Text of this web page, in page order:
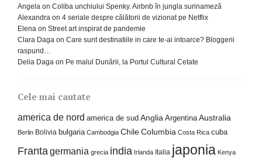
Angela on Coliba unchiului Spenky. Airbnb în jungla surinameză
Alexandra on 4 seriale despre călătorii de vizionat pe Netflix
Elena on Street art inspirat de pandemie
Clara Daga on Care sunt destinatiile in care te-ai intoarce? Bloggerii
raspund…
Delia Daga on Pe malul Dunării, la Portul Cultural Cetate
Cele mai cautate
america de nord america de sud Anglia Argentina Australia
Berlin Bolivia bulgaria Cambodgia Chile Columbia Costa Rica cuba
Frantagermania grecia india Irlanda Italia japonia Kenya